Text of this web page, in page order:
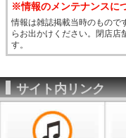
※情報のメンテナンスに
情報は雑誌掲載当時のもので
らお出かけください。閉店店
す。
サイト内リンク